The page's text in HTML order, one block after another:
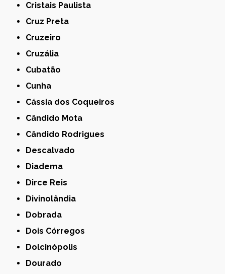
Cristais Paulista
Cruz Preta
Cruzeiro
Cruzália
Cubatão
Cunha
Cássia dos Coqueiros
Cândido Mota
Cândido Rodrigues
Descalvado
Diadema
Dirce Reis
Divinolândia
Dobrada
Dois Córregos
Dolcinópolis
Dourado